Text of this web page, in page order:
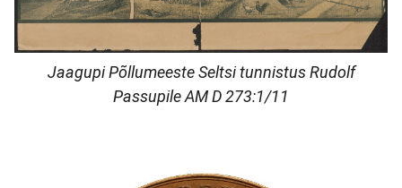
Jaagupi Põllumeeste Seltsi tunnistus Rudolf
Passupile AM D 273:1/11